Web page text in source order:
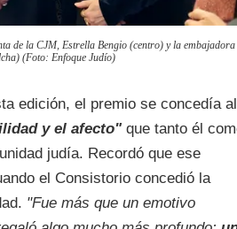
de la CJM, Estrella Bengio (centro) y la embajadora
(Foto: Enfoque Judío)
edición, el premio se concedía al
y el afecto" que tanto él
judía. Recordó que ese
el Consistorio concedió la
"Fue más que un emotivo